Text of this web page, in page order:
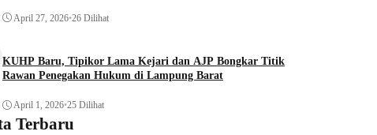
April 27, 2026•26 Dilihat
KUHP Baru, Tipikor Lama Kejari dan AJP Bongkar Titik
Rawan Penegakan Hukum di Lampung Barat
April 1, 2026•25 Dilihat
Terbaru